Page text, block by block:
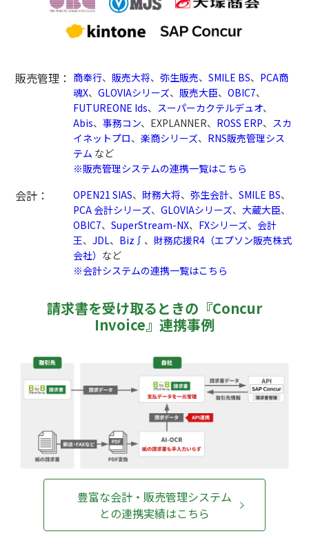
販売管理： 商奉行、 販売大将、弥生販売、SMILE BS、 PCA商
魂X、GLOVIAシリーズ、 販売大臣、OBIC7、
FUTUREONE Ids、 スーパーカクテルデュオ、
Abis、事務コン、EXPLANNER、 ROSS ERP、 スカ
イネットプロ、楽商シリーズ、 RNS販売管理シス
テム など
※販売管理システムの連携一覧はこちら
会計： OPEN21 SIAS、 財務大将、弥生会計、SMILE BS、
PCA 会計シリーズ、GLOVIAシリーズ、大蔵大臣、
OBIC7、SuperStream-NX、 FXシリーズ、会計
王、JDL、 Biz∫ 、 財務応援R4（エプソン販売株式
会社） など
※会計システムの連携一覧はこちら
請求書を受け取るときの『Concur
Invoice』連携事例
豊富な会計・販売管理システム
との連携実績はこちら